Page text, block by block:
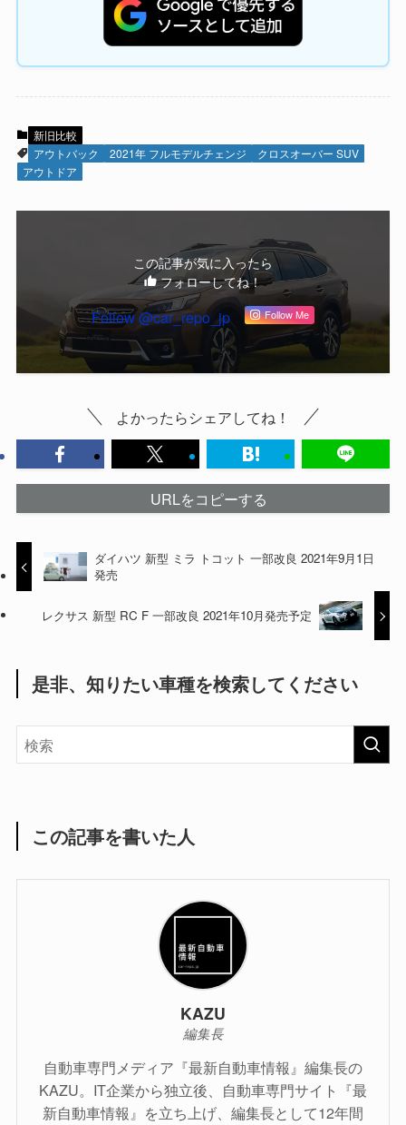
新旧比較
アウトバック
2021年 フルモデルチェンジ
クロスオーバー SUV
アウトドア
この記事が気に入ったら
フォローしてね！
Follow @car_repo_jp Follow Me
よかったらシェアしてね！
URLをコピーする
ダイハツ 新型 ミラ トコット 一部改良 2021年9月1日
発売
レクサス 新型 RC F 一部改良 2021年10月発売予定
是非、知りたい車種を検索してください
この記事を書いた人
KAZU
編集長
自動車専門メディア『最新自動車情報』編集長の
KAZU。IT企業から独立後、自動車専門サイト『最
新自動車情報』を立ち上げ、編集長として12年間